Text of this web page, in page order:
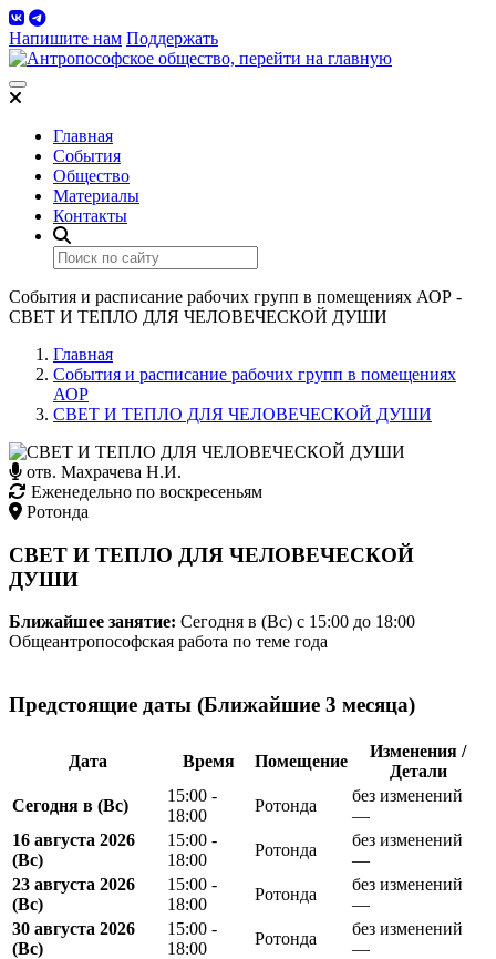
Напишите нам Поддержать
Toggle navigation
Главная
События
Общество
Материалы
Контакты
События и расписание рабочих групп в помещениях АОР -
СВЕТ И ТЕПЛО ДЛЯ ЧЕЛОВЕЧЕСКОЙ ДУШИ
Главная
События и расписание рабочих групп в помещениях
АОР
СВЕТ И ТЕПЛО ДЛЯ ЧЕЛОВЕЧЕСКОЙ ДУШИ
отв. Махрачева Н.И.
Еженедельно по воскресеньям
Ротонда
СВЕТ И ТЕПЛО ДЛЯ ЧЕЛОВЕЧЕСКОЙ
ДУШИ
Ближайшее занятие: Сегодня в (Вс) с 15:00 до 18:00
Общеантропософская работа по теме года
Предстоящие даты (Ближайшие 3 месяца)
Дата Время Помещение
Изменения /
Детали
Сегодня в (Вс)
15:00 -
18:00
Ротонда
без изменений
—
16 августа 2026
(Вс)
15:00 -
18:00
Ротонда
без изменений
—
23 августа 2026
(Вс)
15:00 -
18:00
Ротонда
без изменений
—
30 августа 2026
(Вс)
15:00 -
18:00
Ротонда
без изменений
—